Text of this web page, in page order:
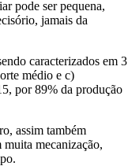
pode ser pequena,
jamais da
caracterizados em 3
médio e c)
por 89% da produção
assim também
mecanização,